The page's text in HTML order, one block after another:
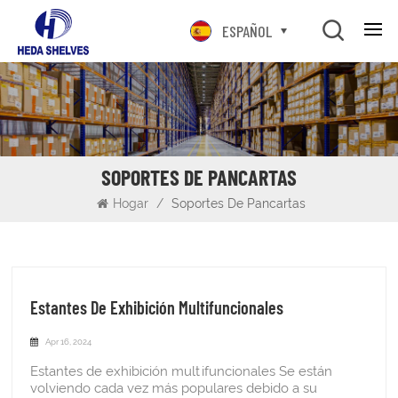
ESPAÑOL
SOPORTES DE PANCARTAS
Hogar / Soportes De Pancartas
Estantes De Exhibición Multifuncionales
Apr 16, 2024
Estantes de exhibición multifuncionales Se están
volviendo cada vez más populares debido a su